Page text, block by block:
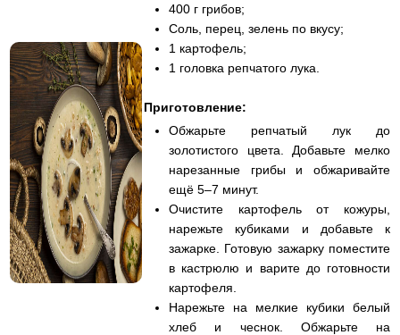
400 г грибов;
Соль, перец, зелень по вкусу;
1 картофель;
1 головка репчатого лука.
Приготовление:
Обжарьте репчатый лук до
золотистого цвета. Добавьте мелко
нарезанные грибы и обжаривайте
ещё 5–7 минут.
Очистите картофель от кожуры,
нарежьте кубиками и добавьте к
зажарке. Готовую зажарку поместите
в кастрюлю и варите до готовности
картофеля.
Нарежьте на мелкие кубики белый
хлеб и чеснок. Обжарьте на